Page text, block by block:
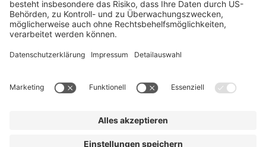
© dfv Conference Group GmbH